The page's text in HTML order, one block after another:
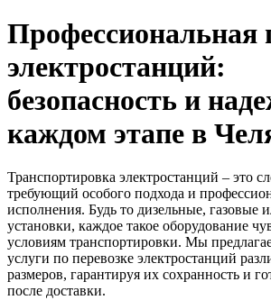
Профессиональная
электростанций:
безопасность и
каждом этапе в
Транспортировка электростанций – это
требующий особого подхода и
исполнения. Будь то дизельные, газовые
установки, каждое такое оборудование
условиям транспортировки. Мы
услуги по перевозке электростанций
размеров, гарантируя их сохранность и
после доставки.